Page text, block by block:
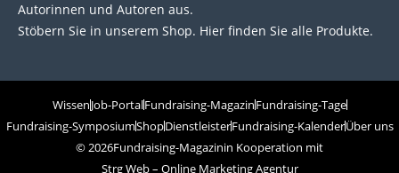
Autorinnen und Autoren aus.
Stöbern Sie in unserem Shop. Hier finden Sie alle Produkte.
WissenJob-PortalFundraising-MagazinFundraising-Tage
Fundraising-SymposiumShopDienstleisterFundraising-KalenderÜber uns
© 2026Fundraising-Magazinin Kooperation mit
Strg Web – Online Marketing Agentur